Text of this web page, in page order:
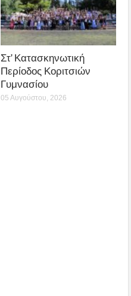
Στ’ Κατασκηνωτική
Περίοδος Κοριτσιών
Γυμνασίου
05 Αυγούστου, 2026